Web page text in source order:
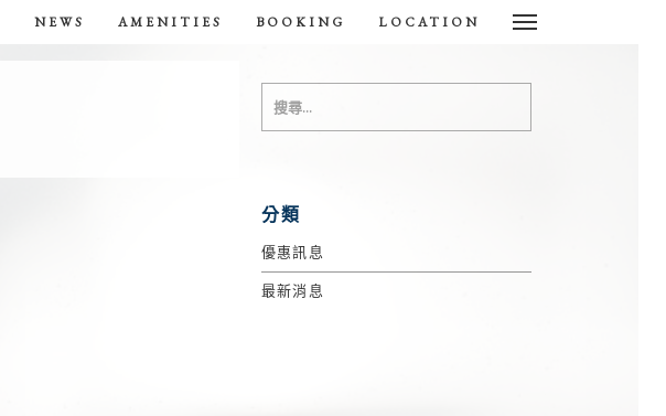
NEWS AMENITIES BOOKING LOCATION
分類
優惠訊息
最新消息